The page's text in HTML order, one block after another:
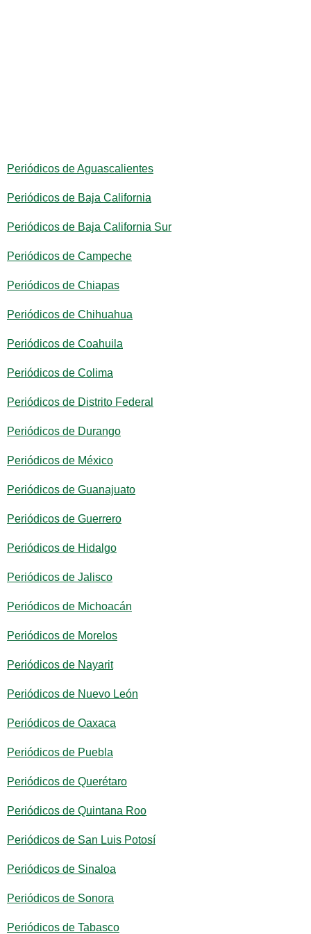
Periódicos de Aguascalientes
Periódicos de Baja California
Periódicos de Baja California Sur
Periódicos de Campeche
Periódicos de Chiapas
Periódicos de Chihuahua
Periódicos de Coahuila
Periódicos de Colima
Periódicos de Distrito Federal
Periódicos de Durango
Periódicos de México
Periódicos de Guanajuato
Periódicos de Guerrero
Periódicos de Hidalgo
Periódicos de Jalisco
Periódicos de Michoacán
Periódicos de Morelos
Periódicos de Nayarit
Periódicos de Nuevo León
Periódicos de Oaxaca
Periódicos de Puebla
Periódicos de Querétaro
Periódicos de Quintana Roo
Periódicos de San Luis Potosí
Periódicos de Sinaloa
Periódicos de Sonora
Periódicos de Tabasco